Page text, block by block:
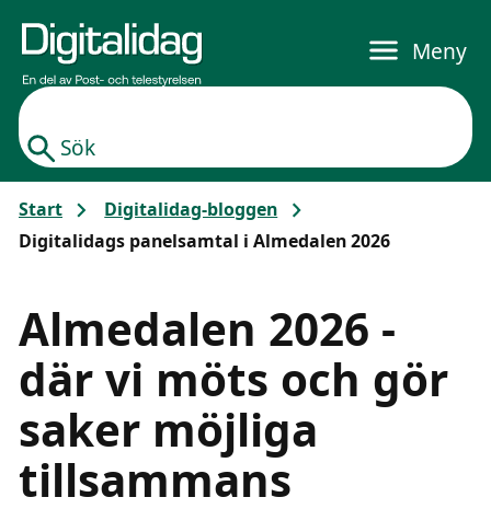
Sök
Meny
Start
Digitalidag-bloggen
Digitalidags panelsamtal i Almedalen 2026
Almedalen 2026 -
där vi möts och gör
saker möjliga
tillsammans